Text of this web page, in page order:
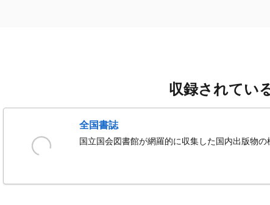
収録されてい
全国書誌
国立国会図書館が網羅的に収集した国内出版物の